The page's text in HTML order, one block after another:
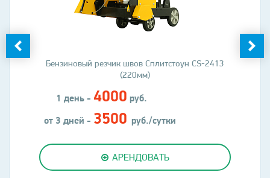
Бензиновый резчик швов Сплитстоун CS-2413
(220мм)
1 день - 4000 руб.
от 3 дней - 3500 руб./сутки
АРЕНДОВАТЬ